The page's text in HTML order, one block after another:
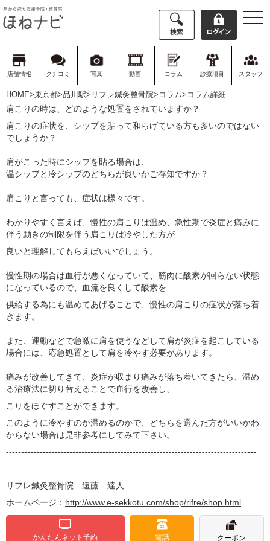
店舗情報 クチコミ 写真 動画 コラム 診療項目 スタッフ
HOME>東京都>品川駅> リフレ鍼灸整骨院> コラム>コラム詳細
肩こりの時は、どのような処置をされていますか？
肩こりの症状を、シップを貼って和らげている方も多いのではない
でしょうか？
肩がこった時にシップを貼る場合は、
温シップと冷シップのどちらが良いかご存知ですか？
肩こりと言っても、症状は様々です。
わかりやすく言えば、慢性の肩こりは温め、急性期で炎症と痛みに
伴う動きの制限を伴う肩こりは冷やした方が
良いと理解してもらえばいいでしょう。
慢性期の場合は血行が悪くなっていて、筋肉に酸素が回らない状態
になっているので、血流を良くして酸素を
供給する為にも温めてあげることで、慢性の肩こりの症状が落ち着
きます。
また、運動などで急激に肩を使うなどして肩が炎症を起こしている
場合には、応急処置として肩を冷やす必要があります。
痛みが改善してきて、炎症が収まり痛みが落ち着いてきたら、温め
る治療法に切り替えることで血行を改善し、
こりをほぐすことができます。
このように冷やすのか温めるのかで、どちらを選んだ方がいいかわ
からない場合は是非参考にしてみて下さい。
-----------------------------------------------------------------------------------
リフレ鍼灸整骨院 遠藤 達人
ホームページ： http://www.e-sekkotu.com/shop/rifre/shop.html
かんたんネット予約 電話 クーポン